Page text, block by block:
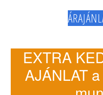
EXTRA
AJÁNLAT